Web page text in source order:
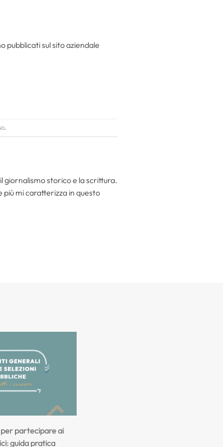
pubblicati sul sito aziendale
.
giornalismo storico e la scrittura.
mi caratterizza in questo
partecipare ai
guida pratica